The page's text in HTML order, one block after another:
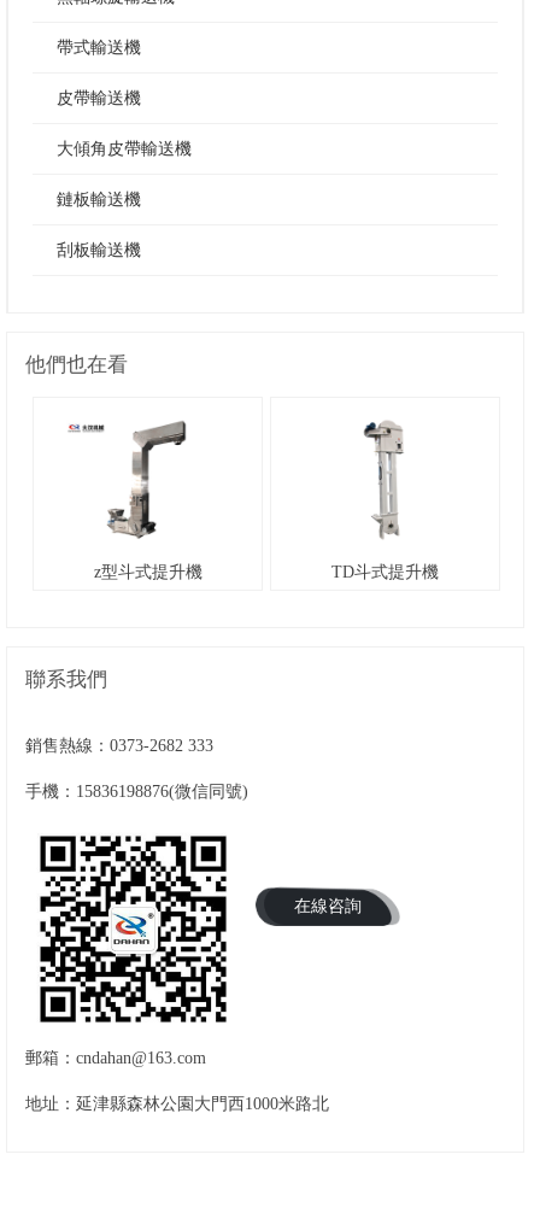
帶式輸送機
皮帶輸送機
大傾角皮帶輸送機
鏈板輸送機
刮板輸送機
他們也在看
z型斗式提升機 TD斗式提升機
聯系我們
銷售熱線： 0373-2682 333
手機：15836198876(微信同號)
在線咨詢
郵箱：cndahan@163.com
地址：延津縣森林公園大門西1000米路北